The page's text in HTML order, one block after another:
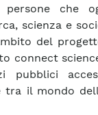
che
scienza e
del
connect
pubblici
tra il mondo